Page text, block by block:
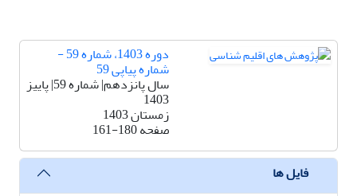
دوره 1403، شماره 59 -
شماره پیاپی 59
سال پانزدهم| شماره 59| پاییز
1403
زمستان 1403
صفحه161-180
فایل ها